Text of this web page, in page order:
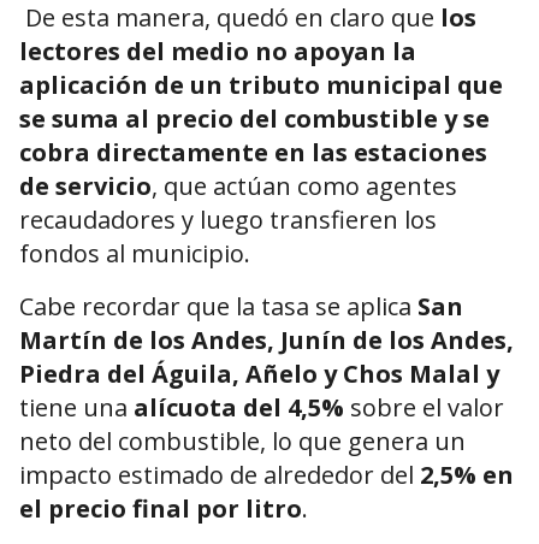
De esta manera, quedó en claro que los
lectores del medio no apoyan la
aplicación de un tributo municipal que
se suma al precio del combustible y se
cobra directamente en las estaciones
de servicio, que actúan como agentes
recaudadores y luego transfieren los
fondos al municipio.
Cabe recordar que la tasa se aplica San
Martín de los Andes, Junín de los Andes,
Piedra del Águila, Añelo y Chos Malal y
tiene una alícuota del 4,5% sobre el valor
neto del combustible, lo que genera un
impacto estimado de alrededor del 2,5% en
el precio final por litro.